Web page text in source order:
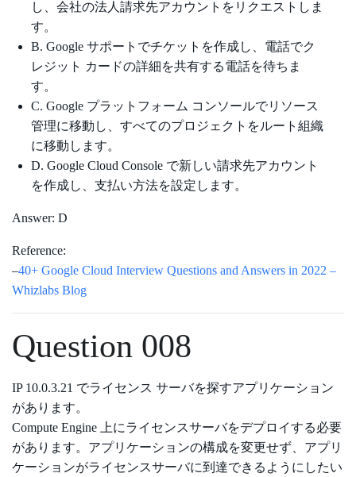
し、会社の法人請求先アカウントをリクエストしま
す。
B. Google サポートでチケットを作成し、電話でク
レジット カードの詳細を共有する電話を待ちま
す。
C. Google プラットフォーム コンソールでリソース
管理に移動し、すべてのプロジェクトをルート組織
に移動します。
D. Google Cloud Console で新しい請求先アカウント
を作成し、支払い方法を設定します。
Answer: D
Reference:
–40+ Google Cloud Interview Questions and Answers in 2022 –
Whizlabs Blog
Question 008
IP 10.0.3.21 でライセンス サーバを探すアプリケーション
があります。
Compute Engine 上にライセンスサーバをデプロイする必要
があります。アプリケーションの構成を変更せず、アプリ
ケーションがライセンスサーバに到達できるようにしたい